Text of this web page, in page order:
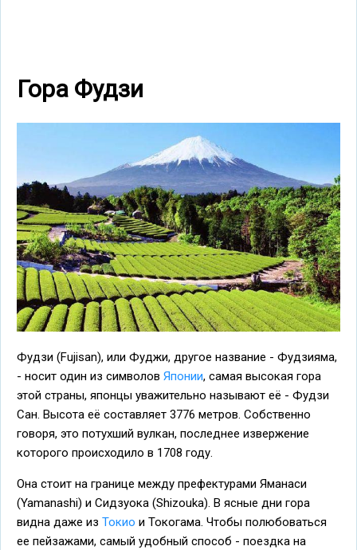
Гора Фудзи
Фудзи (Fujisan), или Фуджи, другое название - Фудзияма,
- носит один из символов Японии, самая высокая гора
этой страны, японцы уважительно называют её - Фудзи
Сан. Высота её составляет 3776 метров. Собственно
говоря, это потухший вулкан, последнее извержение
которого происходило в 1708 году.
Она стоит на границе между префектурами Яманаси
(Yamanashi) и Сидзуока (Shizouka). В ясные дни гора
видна даже из Токио и Токогама. Чтобы полюбоваться
ее пейзажами, самый удобный способ - поездка на